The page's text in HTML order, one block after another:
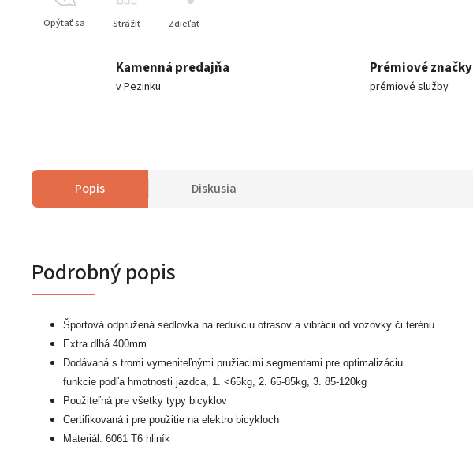
Opýtať sa Strážiť Zdieľať
Kamenná predajňa
v Pezinku
Prémiové značky
prémiové služby
Popis Diskusia
Podrobný popis
Športová odpružená sedlovka na redukciu otrasov a vibrácii od vozovky či terénu
Extra dlhá 400mm
Dodávaná s tromi vymeniteľnými pružiacimi segmentami pre optimalizáciu
funkcie podľa hmotnosti jazdca, 1. <65kg, 2. 65-85kg, 3. 85-120kg
Použiteľná pre všetky typy bicyklov
Certifikovaná i pre použitie na elektro bicykloch
Materiál: 6061 T6 hliník